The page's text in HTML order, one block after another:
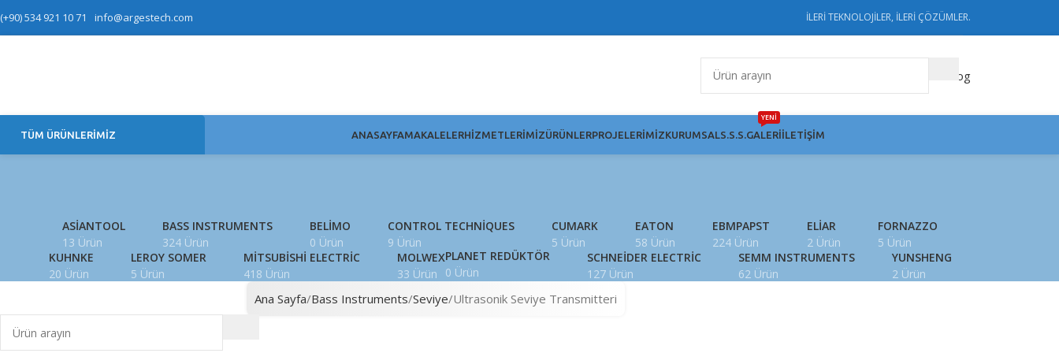
(+90) 534 921 10 71 info@argestech.com İLERİ TEKNOLOJİLER, İLERİ ÇÖZÜMLER.
Katalog
TÜM ÜRÜNLERIMIZ ANASAYFAMAKALELERHIZMETLERIMIZÜRÜNLERPROJELERIMIZKURUMSAL S.S.S. GALERI
YENİ
İLETIŞIM
ASIANTOOL
13 Ürün
BASS INSTRUMENTS
324 Ürün
BELIMO
0 Ürün
CONTROL TECHNIQUES
9 Ürün
CUMARK
5 Ürün
EATON
58 Ürün
EBMPAPST
224 Ürün
ELIAR
2 Ürün
FORNAZZO
5 Ürün
KUHNKE
20 Ürün
LEROY SOMER
5 Ürün
MITSUBISHI ELECTRIC
418 Ürün
MOLWEX
33 Ürün
PLANET REDÜKTÖR
0 Ürün
SCHNEIDER ELECTRIC
127 Ürün
SEMM INSTRUMENTS
62 Ürün
YUNSHENG
2 Ürün
Ana Sayfa Bass Instruments Seviye Ultrasonik Seviye Transmitteri